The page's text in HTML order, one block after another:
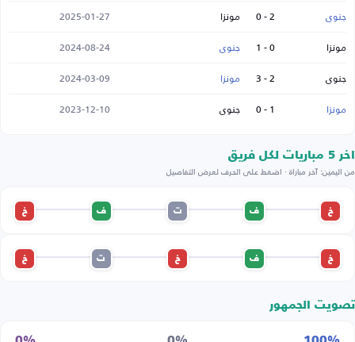
جنوى 2 - 0 مونزا
2025-01-27
مونزا
0 - 1 جنوى
2024-08-24
جنوى
2 - 3 مونزا
2024-03-09
مونزا
1 - 0 جنوى 2023-12-10
اخر 5 مباريات لكل فريق
من اليمين: آخر مباراة · اضغط على الحرف لعرض التفاصيل
خ ف ت ف خ
خ ف خ ت خ
تصويت الجمهور